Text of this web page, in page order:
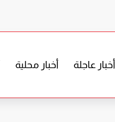
أخبار عاجلة أخبار محلية